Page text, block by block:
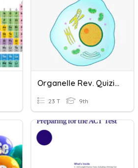
Organelle Rev. Quizizz
23 T 9th